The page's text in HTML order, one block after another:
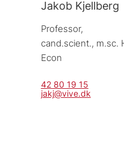
Jakob Kjellberg
Professor,
cand.scient., m.sc.
Econ
42 80 19 15
jakj@vive.dk